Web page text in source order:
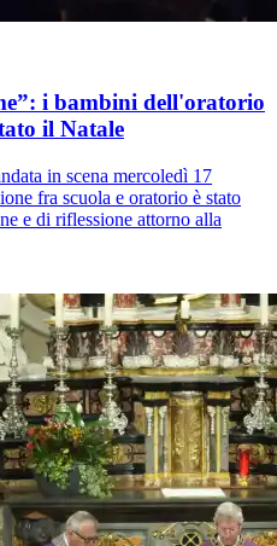
i bambini dell'oratorio
il Natale
in scena mercoledì 17
fra scuola e oratorio è stato
e di riflessione attorno alla